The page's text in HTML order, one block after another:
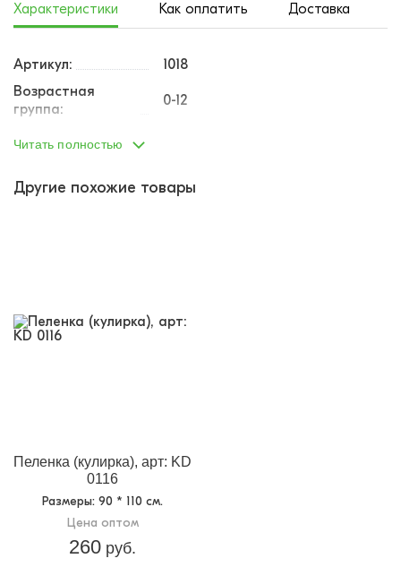
Характеристики Как оплатить Доставка
Артикул:
1018
Возрастная
группа:
0-12
Возраст от:
0
Материал:
лапша
Читать полностью
Другие похожие товары
Пеленка (кулирка), арт: KD
0116
Размеры: 90 * 110 см.
Цена оптом
260 руб.